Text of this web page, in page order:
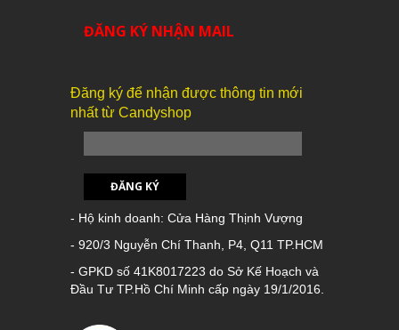
ĐĂNG KÝ NHẬN MAIL
Đăng ký để nhận được thông tin mới
nhất từ Candyshop
ĐĂNG KÝ
- Hộ kinh doanh: Cửa Hàng Thịnh Vượng
- 920/3 Nguyễn Chí Thanh, P4, Q11 TP.HCM
- GPKD số 41K8017223 do Sở Kế Hoạch và
Đầu Tư TP.Hồ Chí Minh cấp ngày 19/1/2016.